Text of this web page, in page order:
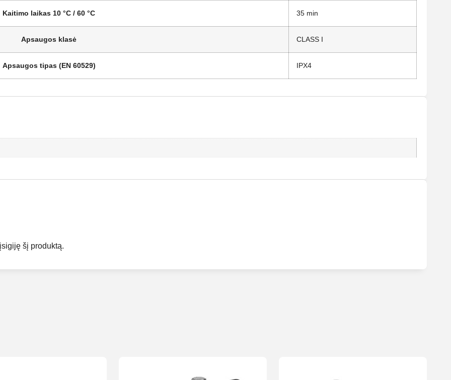
Kaitimo laikas 10 °C / 60 °C 35 min
Apsaugos klasė CLASS I
Apsaugos tipas (EN 60529) IPX4
šį produktą.